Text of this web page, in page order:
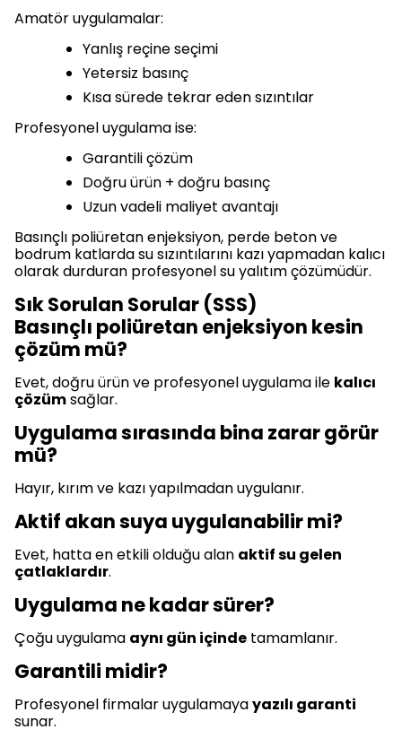
Amatör uygulamalar:
Yanlış reçine seçimi
Yetersiz basınç
Kısa sürede tekrar eden sızıntılar
Profesyonel uygulama ise:
Garantili çözüm
Doğru ürün + doğru basınç
Uzun vadeli maliyet avantajı
Basınçlı poliüretan enjeksiyon, perde beton ve
bodrum katlarda su sızıntılarını kazı yapmadan kalıcı
olarak durduran profesyonel su yalıtım çözümüdür.
Sık Sorulan Sorular (SSS)
Basınçlı poliüretan enjeksiyon kesin
çözüm mü?
Evet, doğru ürün ve profesyonel uygulama ile kalıcı
çözümsağlar.
Uygulama sırasında bina zarar görür
mü?
Hayır, kırım ve kazı yapılmadan uygulanır.
Aktif akan suya uygulanabilir mi?
Evet, hatta en etkili olduğu alan aktif su gelen
çatlaklardır.
Uygulama ne kadar sürer?
Çoğu uygulama aynı gün içinde tamamlanır.
Garantili midir?
Profesyonel firmalar uygulamayayazılı garanti
sunar.